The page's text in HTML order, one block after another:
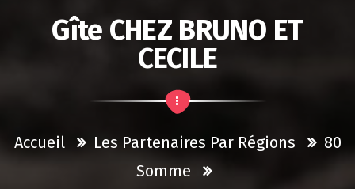
Gîte CHEZ BRUNO ET
CECILE
Accueil Les Partenaires Par Régions
80
Somme